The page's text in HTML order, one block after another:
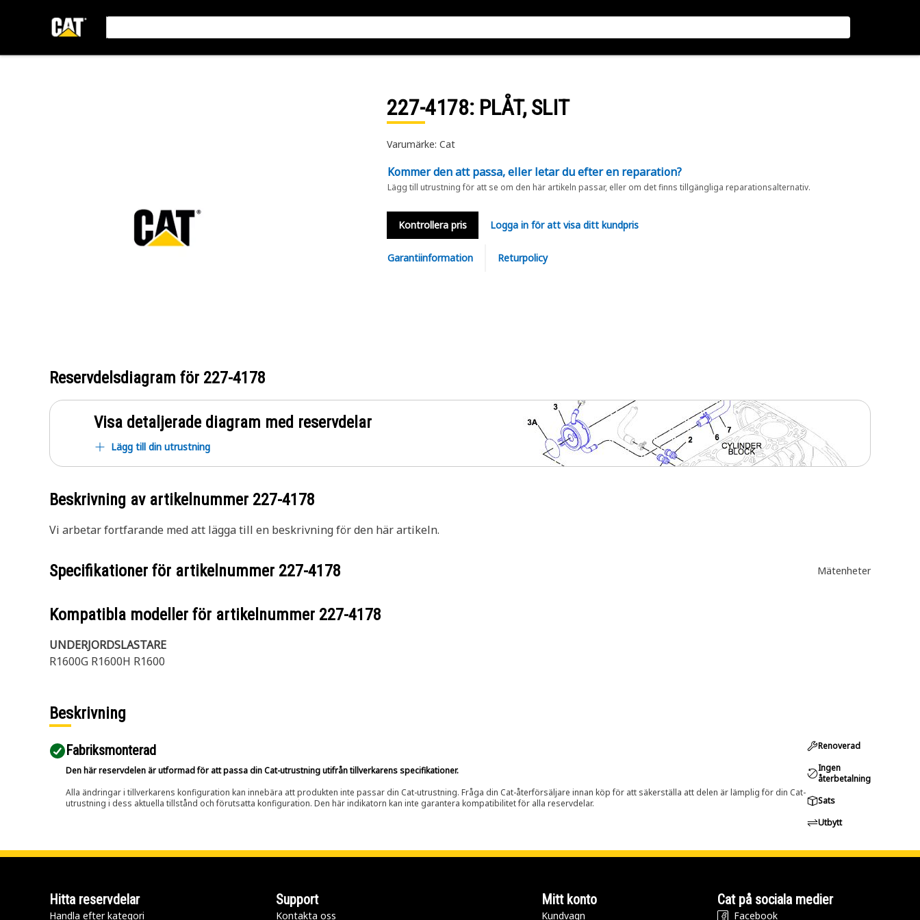
227-4178: PLÅT, SLIT
Varumärke: Cat
Kommer den att passa, eller letar du efter en reparation?
Lägg till utrustning för att se om den här artikeln passar, eller om det finns tillgängliga reparationsalternativ.
Kontrollera pris Logga in för att visa ditt kundpris
Garantiinformation Returpolicy
Reservdelsdiagram för 227-4178
Visa detaljerade diagram med reservdelar
Lägg till din utrustning
Beskrivning av artikelnummer 227-4178
Vi arbetar fortfarande med att lägga till en beskrivning för den här artikeln.
Specifikationer för artikelnummer 227-4178 Mätenheter
Kompatibla modeller för artikelnummer 227-4178
UNDERJORDSLASTARE
R1600G R1600H R1600
Beskrivning
Fabriksmonterad
Den här reservdelen är utformad för att passa din Cat-utrustning utifrån tillverkarens specifikationer.
Alla ändringar i tillverkarens konfiguration kan innebära att produkten inte passar din Cat-utrustning. Fråga din Cat-återförsäljare innan köp för att säkerställa att delen är lämplig för din Cat-
utrustning i dess aktuella tillstånd och förutsatta konfiguration. Den här indikatorn kan inte garantera kompatibilitet för alla reservdelar.
Renoverad
Ingen
återbetalning
Sats
Utbytt
Hitta reservdelar
Handla efter kategori
Support
Kontakta oss
Mitt konto
Kundvagn
Cat på sociala medier
Facebook